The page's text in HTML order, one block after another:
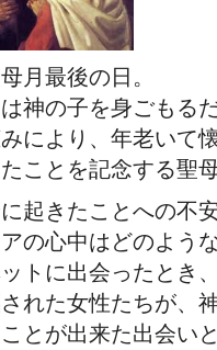
月最後の日。
は神の子を身ごもる
により、年老いて
ことを記念する聖
起きたことへの不
の心中はどのよう
トに出会ったとき
れた女性たちが、
とが出来た出会い